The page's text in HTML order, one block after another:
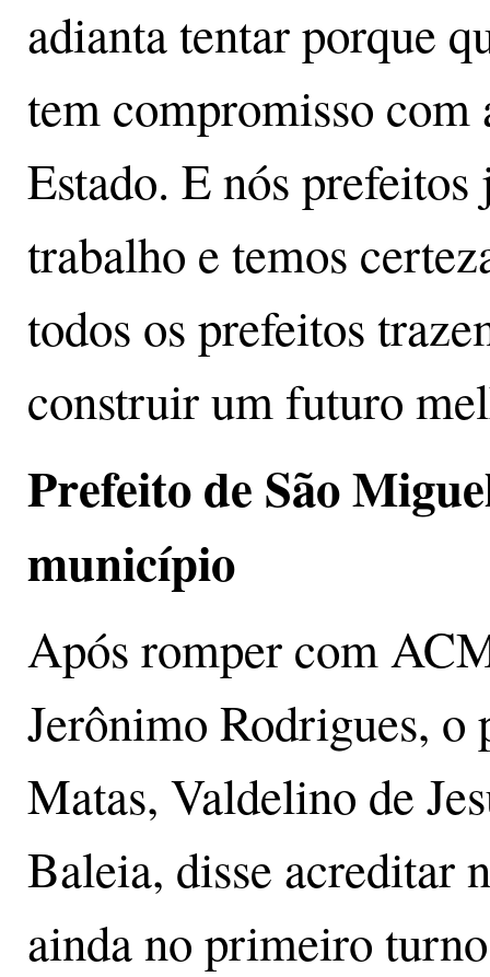
adianta tentar porque
tem compromisso com
Estado. E nós prefeitos
trabalho e temos
todos os prefeitos
construir um futuro
Prefeito de São
município
Após romper com
Jerônimo Rodrigues, o
Matas, Valdelino de
Baleia, disse acreditar
ainda no primeiro